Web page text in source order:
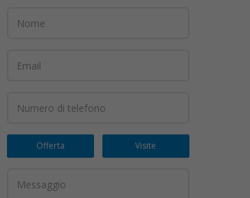
Offerta Visite